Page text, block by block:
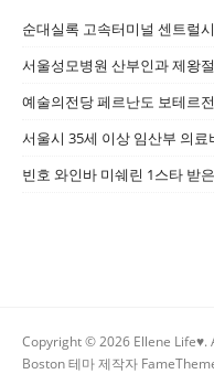
순대실록 고속터미널 센트럴
서울성모병원 산부인과 제왕
예술의전당 페르난도 보테르
서울시 35세 이상 임산부 의
빈호 와인바 미쉐린 1스타 받
Copyright © 2026 Ellene Life♥.
Boston 테마 제작자